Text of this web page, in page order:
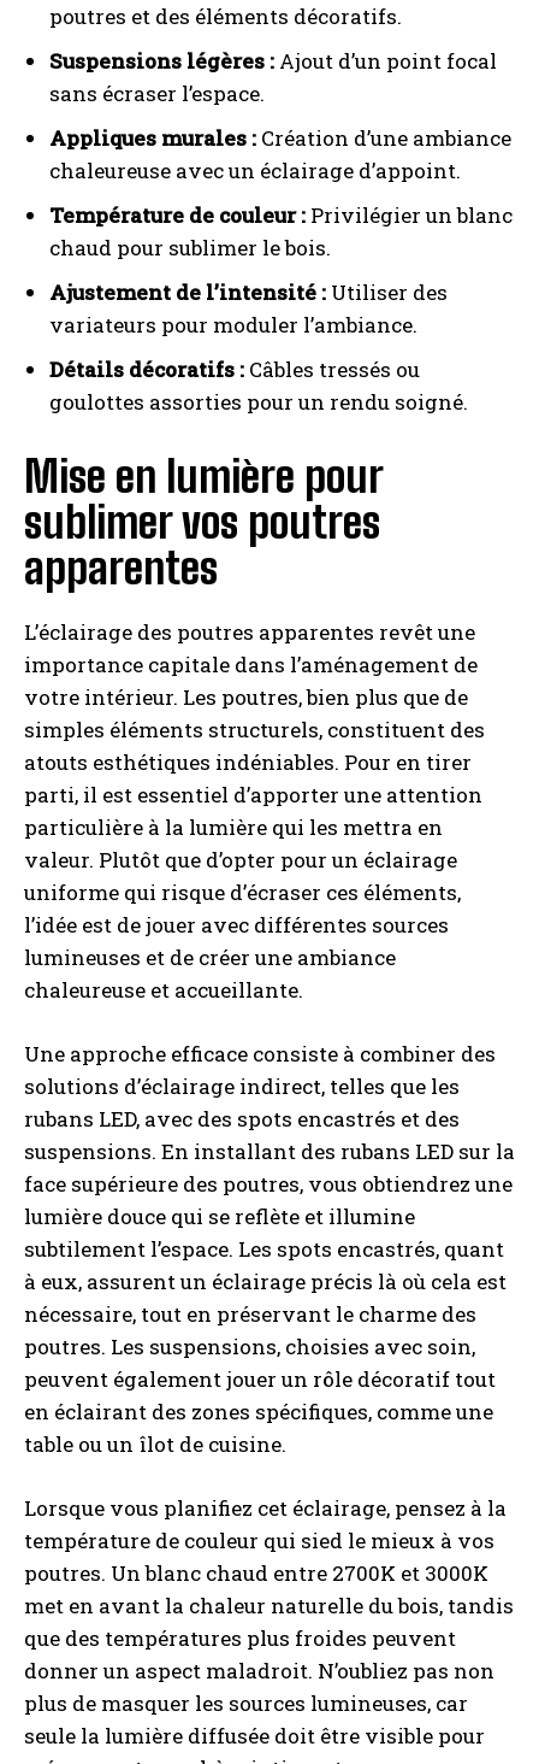
poutres et des éléments décoratifs.
Suspensions légères : Ajout d’un point focal
sans écraser l’espace.
Appliques murales : Création d’une ambiance
chaleureuse avec un éclairage d’appoint.
Température de couleur : Privilégier un blanc
chaud pour sublimer le bois.
Ajustement de l’intensité : Utiliser des
variateurs pour moduler l’ambiance.
Détails décoratifs : Câbles tressés ou
goulottes assorties pour un rendu soigné.
Mise en lumière pour
sublimer vos poutres
apparentes
L’éclairage des poutres apparentes revêt une
importance capitale dans l’aménagement de
votre intérieur. Les poutres, bien plus que de
simples éléments structurels, constituent des
atouts esthétiques indéniables. Pour en tirer
parti, il est essentiel d’apporter une attention
particulière à la lumière qui les mettra en
valeur. Plutôt que d’opter pour un éclairage
uniforme qui risque d’écraser ces éléments,
l’idée est de jouer avec différentes sources
lumineuses et de créer une ambiance
chaleureuse et accueillante.
Une approche efficace consiste à combiner des
solutions d’éclairage indirect, telles que les
rubans LED, avec des spots encastrés et des
suspensions. En installant des rubans LED sur la
face supérieure des poutres, vous obtiendrez une
lumière douce qui se reflète et illumine
subtilement l’espace. Les spots encastrés, quant
à eux, assurent un éclairage précis là où cela est
nécessaire, tout en préservant le charme des
poutres. Les suspensions, choisies avec soin,
peuvent également jouer un rôle décoratif tout
en éclairant des zones spécifiques, comme une
table ou un îlot de cuisine.
Lorsque vous planifiez cet éclairage, pensez à la
température de couleur qui sied le mieux à vos
poutres. Un blanc chaud entre 2700K et 3000K
met en avant la chaleur naturelle du bois, tandis
que des températures plus froides peuvent
donner un aspect maladroit. N’oubliez pas non
plus de masquer les sources lumineuses, car
seule la lumière diffusée doit être visible pour